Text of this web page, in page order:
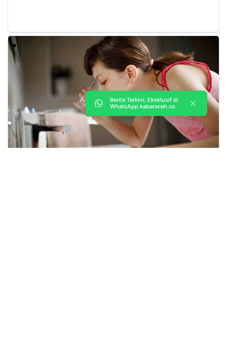
Berita Terkini, Eksklusif di
WhatsApp kabaraceh.co